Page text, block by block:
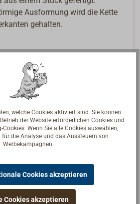
Ausformung wird die Kette
gehalten.
welche Cookies aktiviert sind. Sie können
der Website erforderlichen Cookies und
Wenn Sie alle Cookies auswählen,
die Analyse und das Aussteuern von
Werbekampagnen.
Cookies akzeptieren
Cookies akzeptieren